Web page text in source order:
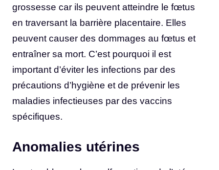
grossesse car ils peuvent atteindre le fœtus
en traversant la barrière placentaire. Elles
peuvent causer des dommages au fœtus et
entraîner sa mort. C’est pourquoi il est
important d’éviter les infections par des
précautions d’hygiène et de prévenir les
maladies infectieuses par des vaccins
spécifiques.
Anomalies utérines